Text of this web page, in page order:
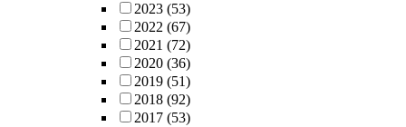
2023 (53)
2022 (67)
2021 (72)
2020 (36)
2019 (51)
2018 (92)
2017 (53)